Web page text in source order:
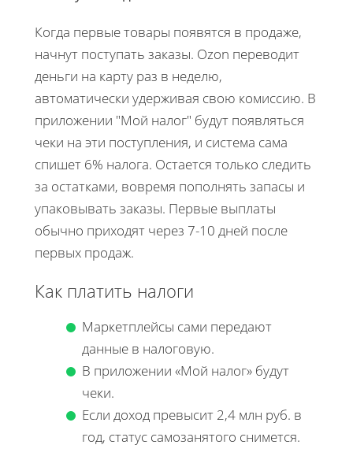
Когда первые товары появятся в продаже,
начнут поступать заказы. Ozon переводит
деньги на карту раз в неделю,
автоматически удерживая свою комиссию. В
приложении "Мой налог" будут появляться
чеки на эти поступления, и система сама
спишет 6% налога. Остается только следить
за остатками, вовремя пополнять запасы и
упаковывать заказы. Первые выплаты
обычно приходят через 7-10 дней после
первых продаж.
Как платить налоги
Маркетплейсы сами передают
данные в налоговую.
В приложении «Мой налог» будут
чеки.
Если доход превысит 2,4 млн руб. в
год, статус самозанятого снимется.